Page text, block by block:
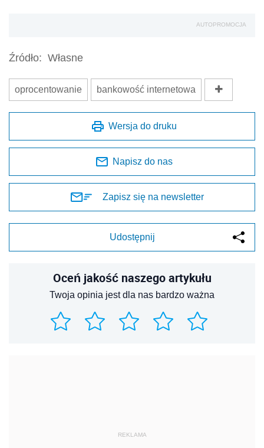
AUTOPROMOCJA
Źródło: Własne
oprocentowanie bankowość internetowa
Wersja do druku
Napisz do nas
Zapisz się na newsletter
Udostępnij
Oceń jakość naszego artykułu
Twoja opinia jest dla nas bardzo ważna
REKLAMA